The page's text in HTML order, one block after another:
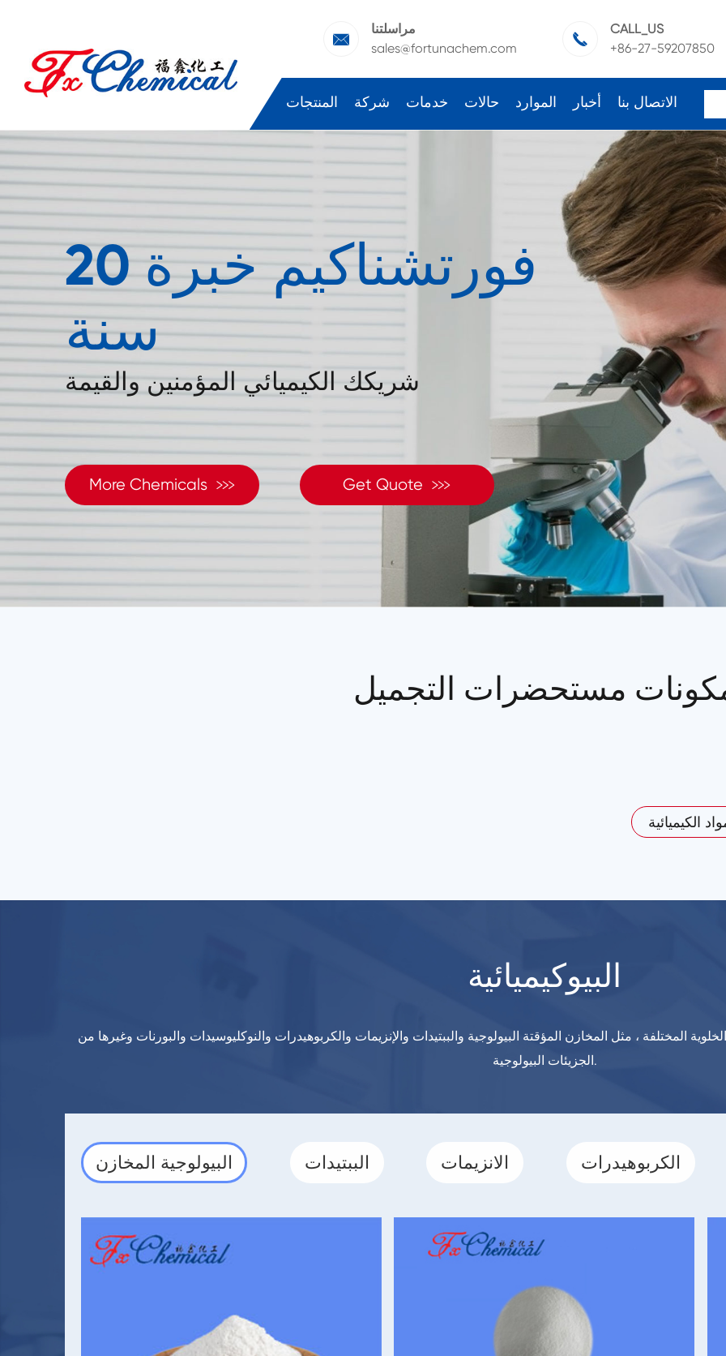

مراسلتنا
sales@fortunachem.com

CALL_US
+86-27-59207850
المنتجات شركة خدمات حالات الموارد أخبار الاتصال بنا
فورتشناكيم خبرة 20
سنة
شريكك الكيميائي المؤمنين والقيمة
More Chemicals  Get Quote 
مستحضرات التجميل
الكيميائية
البيوكيميائية
المختلفة ، مثل المخازن المؤقتة البيولوجية والببتيدات والإنزيمات والكربوهيدرات والنوكليوسيدات والبورنات وغيرها من
الجزيئات البيولوجية.
البيولوجية المخازن الببتيدات الانزيمات الكربوهيدرات